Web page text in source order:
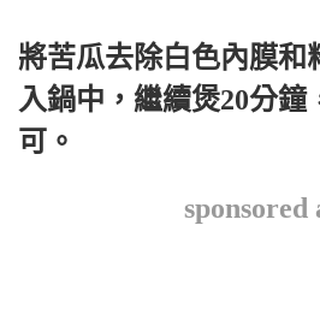
將苦瓜去除白色內膜和
入鍋中，繼續煲20分鐘
可。
sponsored